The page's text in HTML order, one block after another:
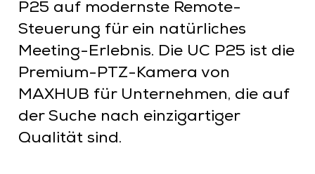
P25 auf modernste Remote-
Steuerung für ein natürliches
Meeting-Erlebnis. Die UC P25 ist die
Premium-PTZ-Kamera von
MAXHUB für Unternehmen, die auf
der Suche nach einzigartiger
Qualität sind.